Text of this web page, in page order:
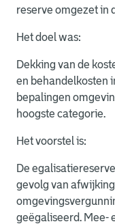
reserve omgezet in
Het doel was:
Dekking van de
en behandelkosten
bepalingen
hoogste categorie.
Het voorstel is:
De
gevolg van
geëgaliseerd. Mee-